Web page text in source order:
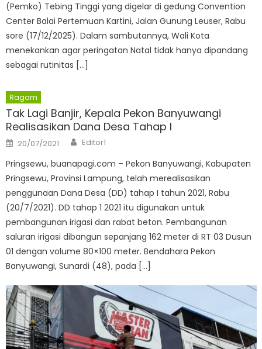
(Pemko) Tebing Tinggi yang digelar di gedung Convention
Center Balai Pertemuan Kartini, Jalan Gunung Leuser, Rabu
sore (17/12/2025). Dalam sambutannya, Wali Kota
menekankan agar peringatan Natal tidak hanya dipandang
sebagai rutinitas […]
Ragam
Tak Lagi Banjir, Kepala Pekon Banyuwangi
Realisasikan Dana Desa Tahap I
Posted
on
20/07/2021 Author
Editor1
Pringsewu, buanapagi.com – Pekon Banyuwangi, Kabupaten
Pringsewu, Provinsi Lampung, telah merealisasikan
penggunaan Dana Desa (DD) tahap I tahun 2021, Rabu
(20/7/2021). DD tahap 1 2021 itu digunakan untuk
pembangunan irigasi dan rabat beton. Pembangunan
saluran irigasi dibangun sepanjang 162 meter di RT 03 Dusun
01 dengan volume 80×100 meter. Bendahara Pekon
Banyuwangi, Sunardi (48), pada […]